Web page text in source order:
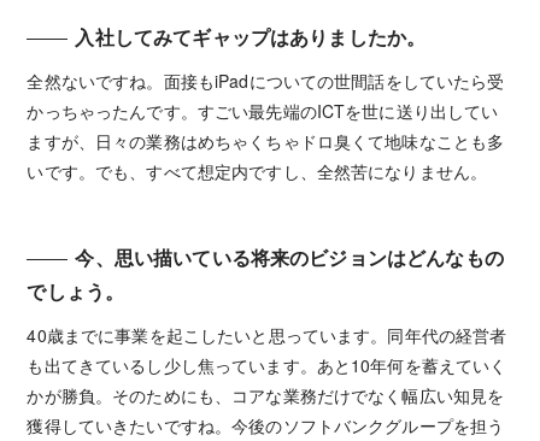
入社してみてギャップはありましたか。
全然ないですね。面接もiPadについての世間話をしていたら受
かっちゃったんです。すごい最先端のICTを世に送り出してい
ますが、日々の業務はめちゃくちゃドロ臭くて地味なことも多
いです。でも、すべて想定内ですし、全然苦になりません。
今、思い描いている将来のビジョンはどんなもの
でしょう。
40歳までに事業を起こしたいと思っています。同年代の経営者
も出てきているし少し焦っています。あと10年何を蓄えていく
かが勝負。そのためにも、コアな業務だけでなく幅広い知見を
獲得していきたいですね。今後のソフトバンクグループを担う